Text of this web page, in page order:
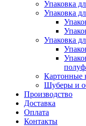
Упаковка
Упаковка
Упаковка
Картонные
Шуберы и
Производство
Доставка
Оплата
Контакты